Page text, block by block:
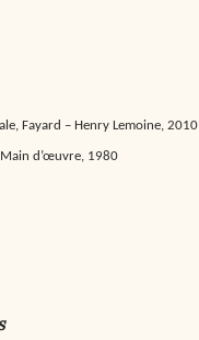
Fayard – Henry Lemoine, 2010
Main d’œuvre, 1980